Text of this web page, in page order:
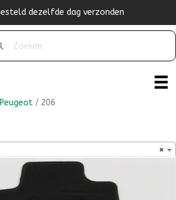
Originele pasvorm
Peugeot / 206
×